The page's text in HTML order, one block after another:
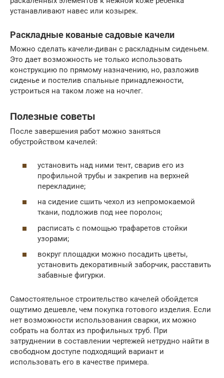
устанавливают навес или козырек.
Раскладные кованые садовые качели
Можно сделать качели-диван с раскладным сиденьем.
Это дает возможность не только использовать
конструкцию по прямому назначению, но, разложив
сиденье и постелив спальные принадлежности,
устроиться на таком ложе на ночлег.
Полезные советы
После завершения работ можно заняться
обустройством качелей:
установить над ними тент, сварив его из
профильной трубы и закрепив на верхней
перекладине;
на сидение сшить чехол из непромокаемой
ткани, подложив под нее поролон;
расписать с помощью трафаретов стойки
узорами;
вокруг площадки можно посадить цветы,
установить декоративный заборчик, расставить
забавные фигурки.
Самостоятельное строительство качелей обойдется
ощутимо дешевле, чем покупка готового изделия. Если
нет возможности использования сварки, их можно
собрать на болтах из профильных труб. При
затруднении в составлении чертежей нетрудно найти в
свободном доступе подходящий вариант и
использовать его в качестве примера.